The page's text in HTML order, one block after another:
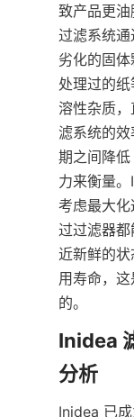
致产品更
过滤系统
劣化的固
处理过的
溶性杂质
滤系统的
期之间降
力来衡量
考虑最大
过过滤器
近新鲜的
用寿命，
的。
Inidea
Inidea 已